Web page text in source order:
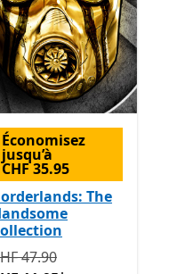
l’application
Économisez
jusqu’à
CHF 35.95
The
CHF 47.90
47.90